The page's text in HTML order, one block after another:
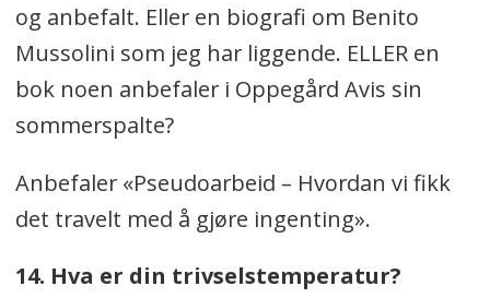
og anbefalt. Eller en biografi om Benito
Mussolini som jeg har liggende. ELLER en
bok noen anbefaler i Oppegård Avis sin
sommerspalte?
Anbefaler «Pseudoarbeid – Hvordan vi fikk
det travelt med å gjøre ingenting».
14. Hva er din trivselstemperatur?